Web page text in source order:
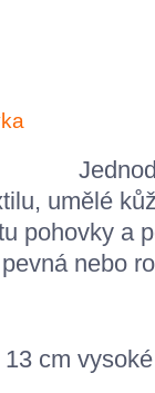
umělé
pohovky a
nebo
cm